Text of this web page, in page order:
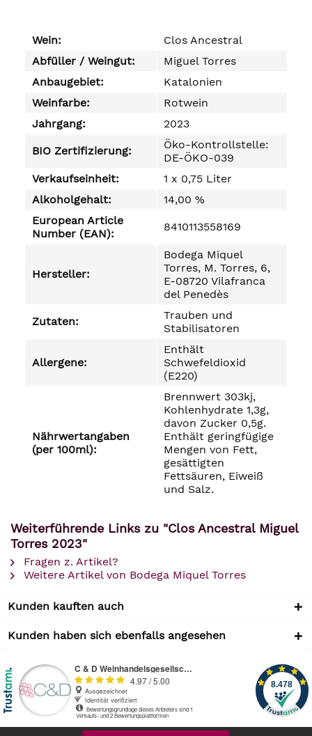
Wein:
Clos Ancestral
Abfüller / Weingut:
Miguel Torres
Anbaugebiet:
Katalonien
Weinfarbe:
Rotwein
Jahrgang:
2023
BIO Zertifizierung:
Öko-Kontrollstelle:
DE-ÖKO-039
Verkaufseinheit:
1 x 0,75 Liter
Alkoholgehalt:
14,00 %
European Article
Number (EAN):
8410113558169
Hersteller:
Bodega Miquel
Torres, M. Torres, 6,
E-08720 Vilafranca
del Penedès
Zutaten:
Trauben und
Stabilisatoren
Allergene:
Enthält
Schwefeldioxid
(E220)
Nährwertangaben
(per 100ml):
Brennwert 303kj,
Kohlenhydrate 1,3g,
davon Zucker 0,5g.
Enthält geringfügige
Mengen von Fett,
gesättigten
Fettsäuren, Eiweiß
und Salz.
Weiterführende Links zu "Clos Ancestral Miguel
Torres 2023"
Fragen z. Artikel?
Weitere Artikel von Bodega Miquel Torres
Kunden kauften auch
Kunden haben sich ebenfalls angesehen